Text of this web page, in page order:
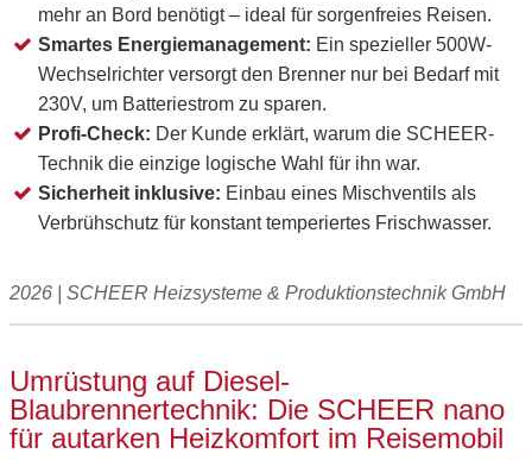
mehr an Bord benötigt – ideal für sorgenfreies Reisen.
Smartes Energiemanagement: Ein spezieller 500W-
Wechselrichter versorgt den Brenner nur bei Bedarf mit
230V, um Batteriestrom zu sparen.
Profi-Check: Der Kunde erklärt, warum die SCHEER-
Technik die einzige logische Wahl für ihn war.
Sicherheit inklusive: Einbau eines Mischventils als
Verbrühschutz für konstant temperiertes Frischwasser.
2026 | SCHEER Heizsysteme & Produktionstechnik GmbH
Umrüstung auf Diesel-
Blaubrennertechnik: Die SCHEER nano
für autarken Heizkomfort im Reisemobil